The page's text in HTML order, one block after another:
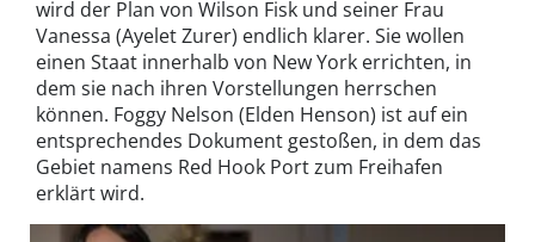
wird der Plan von Wilson Fisk und seiner Frau
Vanessa (Ayelet Zurer) endlich klarer. Sie wollen
einen Staat innerhalb von New York errichten, in
dem sie nach ihren Vorstellungen herrschen
können. Foggy Nelson (Elden Henson) ist auf ein
entsprechendes Dokument gestoßen, in dem das
Gebiet namens Red Hook Port zum Freihafen
erklärt wird.